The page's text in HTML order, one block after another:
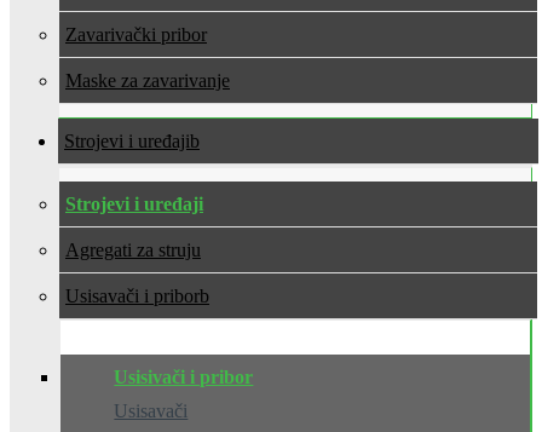
Zavarivački pribor
Maske za zavarivanje
Strojevi i uređaji
Strojevi i uređaji
Agregati za struju
Usisavači i pribor
Usisivači i pribor
Usisavači